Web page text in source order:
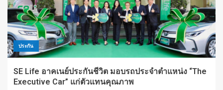
ประกัน
SE Life อาคเนย์ประกันชีวิต มอบรถประจำตำแหน่ง “The
Executive Car” แก่ตัวแทนคุณภาพ